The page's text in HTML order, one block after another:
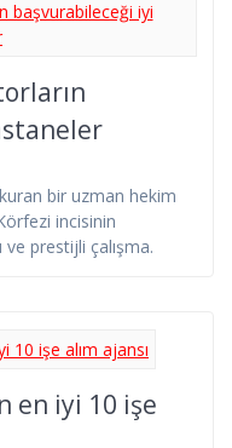
bir uzman hekim
incisinin
prestijli çalışma.
en iyi 10 işe